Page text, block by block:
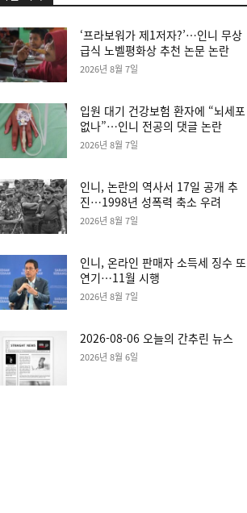
‘프라보워가 제1저자?’…인니 무상
급식 노벨평화상 추천 논문 논란
2026년 8월 7일
입원 대기 건강보험 환자에 “뇌세포
없나”…인니 전공의 댓글 논란
2026년 8월 7일
인니, 논란의 역사서 17일 공개 추
진…1998년 성폭력 축소 우려
2026년 8월 7일
인니, 온라인 판매자 소득세 징수 또
연기…11월 시행
2026년 8월 7일
2026-08-06 오늘의 간추린 뉴스
2026년 8월 6일